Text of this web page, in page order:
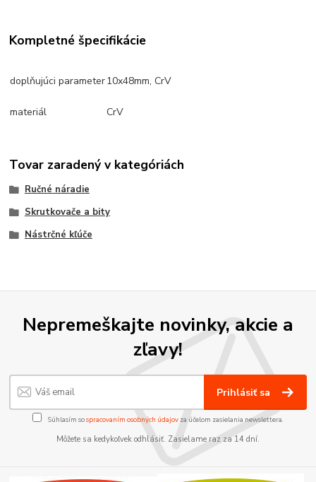
Kompletné špecifikácie
doplňujúci parameter10x48mm, CrV
materiál CrV
Tovar zaradený v kategóriách
Ručné náradie
Skrutkovače a bity
Nástrčné kľúče
Nepremeškajte novinky, akcie a
zľavy!
Prihlásiť sa
Súhlasím sospracovaním osobných údajov za účelom zasielania newslettera.
Môžete sa kedykoľvek odhlásiť. Zasielame raz za 14 dní.